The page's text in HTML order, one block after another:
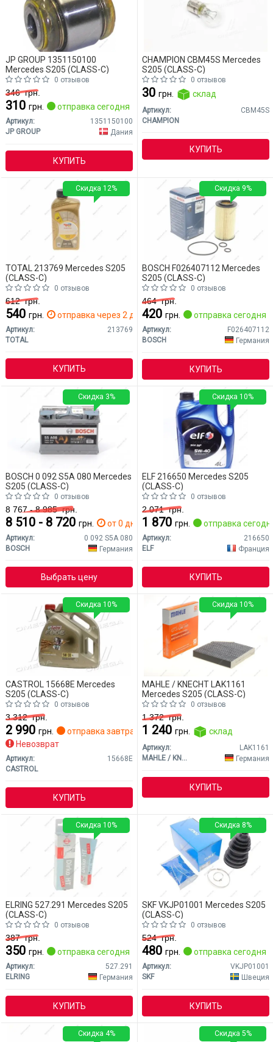
JP GROUP 1351150100
Mercedes S205 (CLASS-C)
0 отзывов
346грн.
310 грн. отправка сегодня
Артикул:
1351150100
JP GROUP
Дания
КУПИТЬ
CHAMPION CBM45S Mercedes
S205 (CLASS-C)
0 отзывов
30 грн. склад
Артикул:
CBM45S
CHAMPION
КУПИТЬ
TOTAL 213769 Mercedes S205
(CLASS-C)
0 отзывов
612грн.
540 грн. отправка через 2 дн.
Артикул:
213769
TOTAL
КУПИТЬ
Скидка 12%
BOSCH F026407112 Mercedes
S205 (CLASS-C)
0 отзывов
464грн.
420 грн. отправка сегодня
Артикул:
F026407112
BOSCH
Германия
КУПИТЬ
Скидка 9%
BOSCH 0 092 S5A 080 Mercedes
S205 (CLASS-C)
0 отзывов
8 767 - 8 985грн.
8 510 - 8 720 грн. от 0 дн.
Артикул:
0 092 S5A 080
BOSCH
Германия
Выбрать цену
Скидка 3%
ELF 216650 Mercedes S205
(CLASS-C)
0 отзывов
2 071грн.
1 870 грн. отправка
Артикул:
216650
ELF
Франция
КУПИТЬ
Скидка 10%
CASTROL 15668E Mercedes
S205 (CLASS-C)
0 отзывов
3 312грн.
2 990 грн.
отправка завтра
Невозврат
Артикул:
15668E
CASTROL
КУПИТЬ
Скидка 10%
MAHLE / KNECHT LAK1161
Mercedes S205 (CLASS-C)
0 отзывов
1 372грн.
1 240 грн. склад
Артикул:
LAK1161
MAHLE / KNECHT
Германия
КУПИТЬ
Скидка 10%
ELRING 527.291 Mercedes S205
(CLASS-C)
0 отзывов
387грн.
350 грн. отправка сегодня
Артикул:
527.291
ELRING
Германия
КУПИТЬ
Скидка 10%
SKF VKJP01001 Mercedes S205
(CLASS-C)
0 отзывов
524грн.
480 грн. отправка сегодня
Артикул:
VKJP01001
SKF
Швеция
КУПИТЬ
Скидка 8%
Скидка 4% Скидка 5%